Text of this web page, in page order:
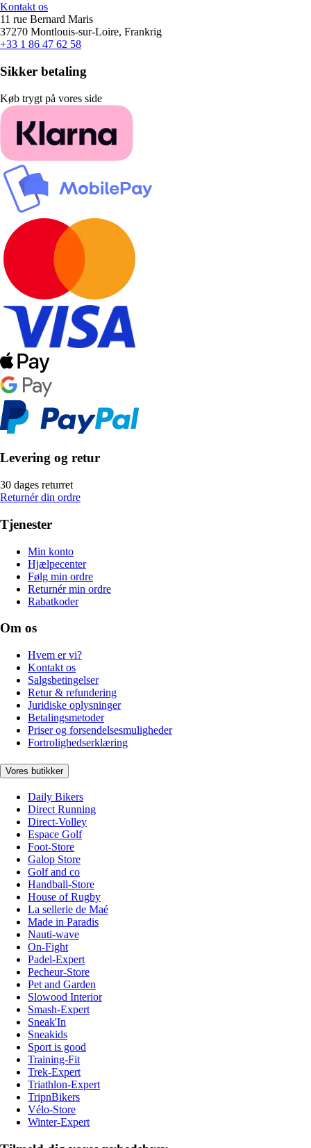
Kontakt os
11 rue Bernard Maris
37270 Montlouis-sur-Loire, Frankrig
+33 1 86 47 62 58
Sikker betaling
Køb trygt på vores side
Levering og retur
30 dages returret
Returnér din ordre
Tjenester
Min konto
Hjælpecenter
Følg min ordre
Returnér min ordre
Rabatkoder
Om os
Hvem er vi?
Kontakt os
Salgsbetingelser
Retur & refundering
Juridiske oplysninger
Betalingsmetoder
Priser og forsendelsesmuligheder
Fortrolighedserklæring
Vores butikker
Daily Bikers
Direct Running
Direct-Volley
Espace Golf
Foot-Store
Galop Store
Golf and co
Handball-Store
House of Rugby
La sellerie de Maé
Made in Paradis
Nauti-wave
On-Fight
Padel-Expert
Pecheur-Store
Pet and Garden
Slowood Interior
Smash-Expert
Sneak'In
Sneakids
Sport is good
Training-Fit
Trek-Expert
Triathlon-Expert
TripnBikers
Vélo-Store
Winter-Expert